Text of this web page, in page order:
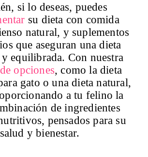
si lo deseas, puedes
su dieta con comida
natural, y suplementos
que aseguran una dieta
y equilibrada. Con nuestra
opciones, como la dieta
gato o una dieta natural,
a tu felino la
de ingredientes
pensados para su
salud y bienestar.